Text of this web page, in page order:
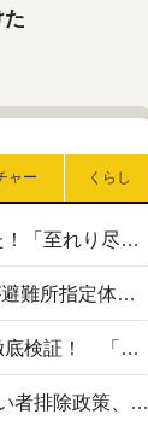
ャー くらし
高市首相の熊本地震避難所視察は北朝鮮並みのプロパガンダだった！「至れり尽くせり」の選ばれた避難所の一方で実態は…
〈#ミサイルよりクーラーを〉は正当な批判だ！ 歴代自民党政権が避難所指定体育館へのエアコン設置を遅らせてきた客観的事実
高市首相の「休んでない」「寝てない」アピールは本当なのか 徹底検証！ 「資料読み込み」「アイロンがけ」も矛盾だらけ…
相模原事件から10年──植松死刑囚の優生思想と、安倍政権の障がい者排除政策、右派勢力の差別主義との関係を改めて問う